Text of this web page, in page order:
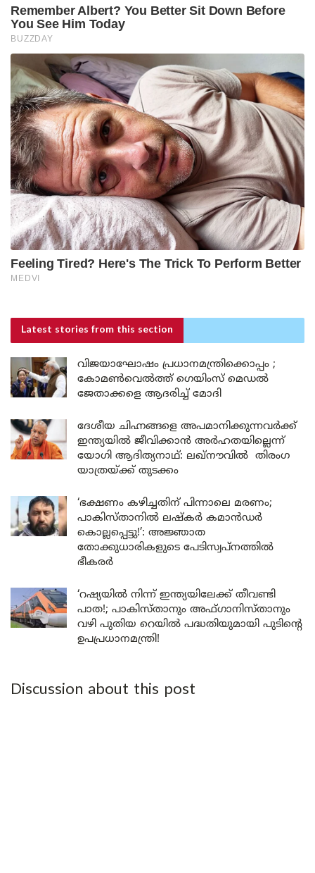
Latest stories from this section
വിജയാഘോഷം പ്രധാനമന്ത്രിക്കൊപ്പം ;
കോമൺവെൽത്ത് ഗെയിംസ് മെഡൽ
ജേതാക്കളെ ആദരിച്ച് മോദി
ദേശീയ ചിഹ്നങ്ങളെ അപമാനിക്കുന്നവർക്ക്
ഇന്ത്യയിൽ ജീവിക്കാൻ അർഹതയില്ലെന്ന്
യോഗി ആദിത്യനാഥ്: ലഖ്‌നൗവിൽ തിരംഗ
യാത്രയ്ക്ക് തുടക്കം
‘ഭക്ഷണം കഴിച്ചതിന് പിന്നാലെ മരണം;
പാകിസ്താനിൽ ലഷ്കർ കമാൻഡർ
കൊല്ലപ്പെട്ടു!’: അജ്ഞാത
തോക്കുധാരികളുടെ പേടിസ്വപ്നത്തിൽ
ഭീകരർ
‘റഷ്യയിൽ നിന്ന് ഇന്ത്യയിലേക്ക് തീവണ്ടി
പാത!; പാകിസ്താനും അഫ്ഗാനിസ്താനും
വഴി പുതിയ റെയിൽ പദ്ധതിയുമായി പുടിന്റെ
ഉപപ്രധാനമന്ത്രി!
Discussion about this post